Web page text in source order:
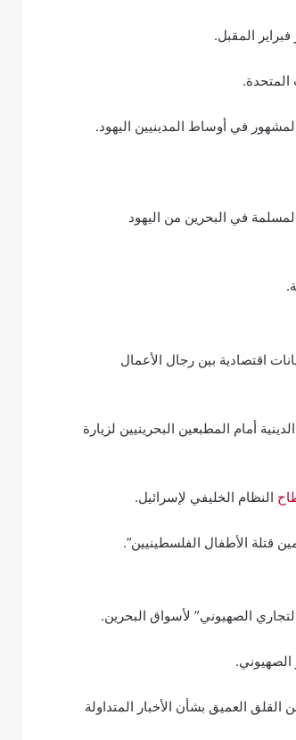
المقبل.
المتحدة.
في أوساط المدينيين اليهود.
في البحرين من اليهود
اقتصادية بين رجال الأعمال
أمام المطبعين البحرينيين لزيارة
النظام الخليفي لإسرائيل.
قتلة الأطفال الفلسطينيين”.
الصهيوني.
العميق بشأن الأخبار المتداولة